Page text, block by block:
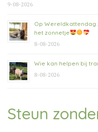
9-08-2026
Op Wereldkattendag
het zonnetje
8-08-2026
Wie kan helpen bij
8-08-2026
Steun